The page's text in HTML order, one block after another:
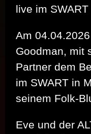
live im SWART
Am
Goodman, mit
Partner dem
im SWART in
seinem Folk-
Eve und der